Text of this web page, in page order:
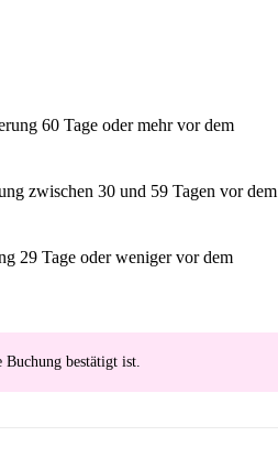
60 Tage oder mehr vor dem
zwischen 30 und 59 Tagen vor dem
29 Tage oder weniger vor dem
Buchung bestätigt ist.